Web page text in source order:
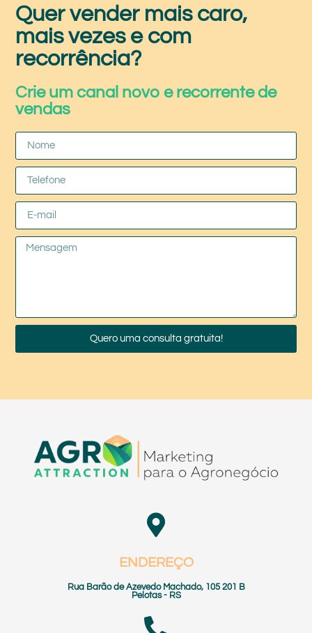
Quer vender mais caro,
mais vezes e com
recorrência?
Crie um canal novo e recorrente de
vendas
Quero uma consulta gratuita!
ENDEREÇO
Rua Barão de Azevedo Machado, 105 201 B
Pelotas - RS